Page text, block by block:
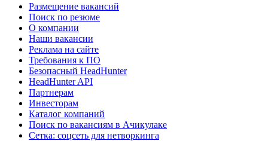
Размещение вакансий
Поиск по резюме
О компании
Наши вакансии
Реклама на сайте
Требования к ПО
Безопасный HeadHunter
HeadHunter API
Партнерам
Инвесторам
Каталог компаний
Поиск по вакансиям в Ачикулаке
Сетка: соцсеть для нетворкинга